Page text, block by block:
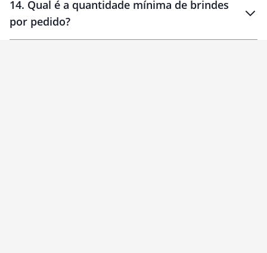
14. Qual é a quantidade mínima de brindes
por pedido?